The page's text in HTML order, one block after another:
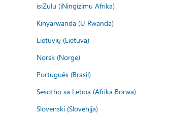
isiZulu (iNingizimu Afrika)
Kinyarwanda (U Rwanda)
Lietuvių (Lietuva)
Norsk (Norge)
Português (Brasil)
Sesotho sa Leboa (Afrika Borwa)
Slovenski (Slovenija)